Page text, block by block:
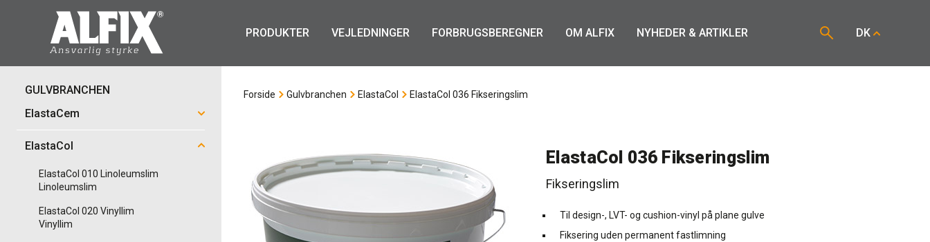
PRODUKTER VEJLEDNINGER FORBRUGSBEREGNER OM ALFIX NYHEDER & ARTIKLER DK
GULVBRANCHEN
ElastaCem
ElastaCol
ElastaCol 010 Linoleumslim
Linoleumslim
ElastaCol 020 Vinyllim
Vinyllim
Forside Gulvbranchen ElastaCol ElastaCol 036 Fikseringslim
ElastaCol 036 Fikseringslim
Fikseringslim
Til design-, LVT- og cushion-vinyl på plane gulve
Fiksering uden permanent fastlimning